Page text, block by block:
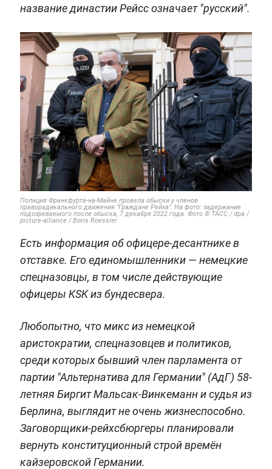
название династии Рейсс означает "русский".
Полиция Франкфурта-на-Майне провела обыски у членов
праворадикального движения "Граждане Рейха". На фото: задержание
подозреваемого после обыска, 7 декабря 2022 года. Фото © ТАСС / dpa /
picture-alliance / Boris Roessler
Есть информация об офицере-десантнике в
отставке. Его единомышленники — немецкие
спецназовцы, в том числе действующие
офицеры KSK из бундесвера.
Любопытно, что микс из немецкой
аристократии, спецназовцев и политиков,
среди которых бывший член парламента от
партии "Альтернатива для Германии" (АдГ) 58-
летняя Биргит Мальсак-Винкеманн и судья из
Берлина, выглядит не очень жизнеспособно.
Заговорщики-рейхсбюргеры планировали
вернуть конституционный строй времён
кайзеровской Германии.